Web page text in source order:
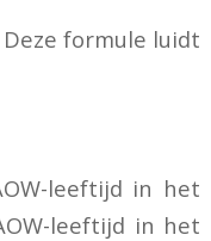
formule luidt
leeftijd in het
leeftijd in het